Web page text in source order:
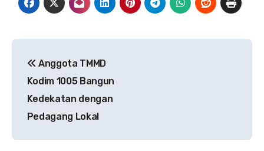
pos
Anggota TMMD
Kodim 1005 Bangun
Kedekatan dengan
Pedagang Lokal